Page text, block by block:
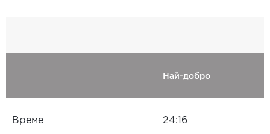
Най-добро
Време 24:16